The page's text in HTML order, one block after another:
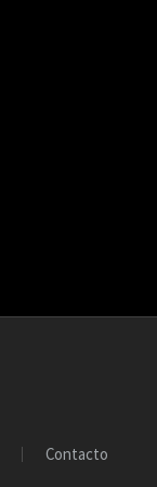
Contacto